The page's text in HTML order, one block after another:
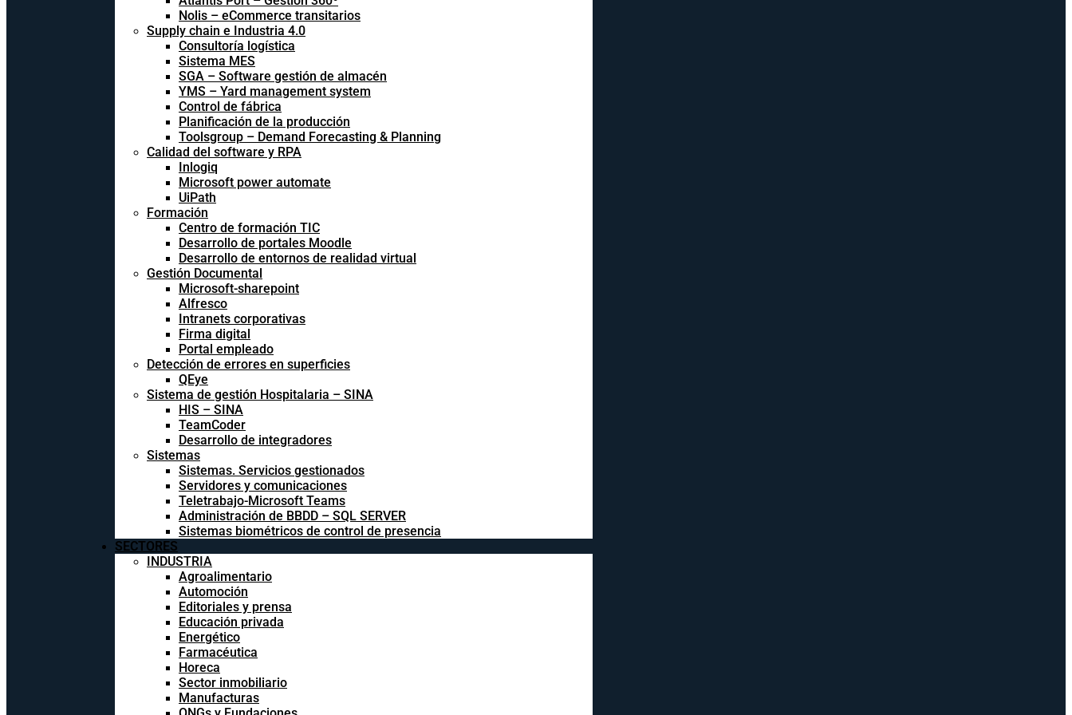
Nolis – eCommerce transitarios
Supply chain e Industria 4.0
Consultoría logística
Sistema MES
SGA – Software gestión de almacén
YMS – Yard management system
Control de fábrica
Planificación de la producción
Toolsgroup – Demand Forecasting & Planning
Calidad del software y RPA
Inlogiq
Microsoft power automate
UiPath
Formación
Centro de formación TIC
Desarrollo de portales Moodle
Desarrollo de entornos de realidad virtual
Gestión Documental
Microsoft-sharepoint
Alfresco
Intranets corporativas
Firma digital
Portal empleado
Detección de errores en superficies
QEye
Sistema de gestión Hospitalaria – SINA
HIS – SINA
TeamCoder
Desarrollo de integradores
Sistemas
Sistemas. Servicios gestionados
Servidores y comunicaciones
Teletrabajo-Microsoft Teams
Administración de BBDD – SQL SERVER
Sistemas biométricos de control de presencia
SECTORES
INDUSTRIA
Agroalimentario
Automoción
Editoriales y prensa
Educación privada
Energético
Farmacéutica
Horeca
Sector inmobiliario
Manufacturas